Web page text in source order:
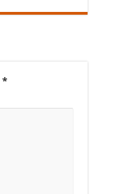
*